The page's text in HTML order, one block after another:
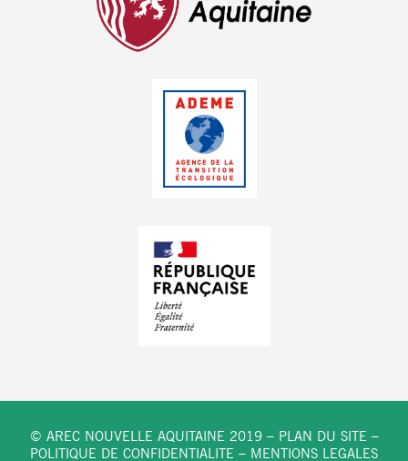
© AREC NOUVELLE AQUITAINE 2019 – PLAN DU SITE–
POLITIQUE DE CONFIDENTIALITE – MENTIONS LEGALES